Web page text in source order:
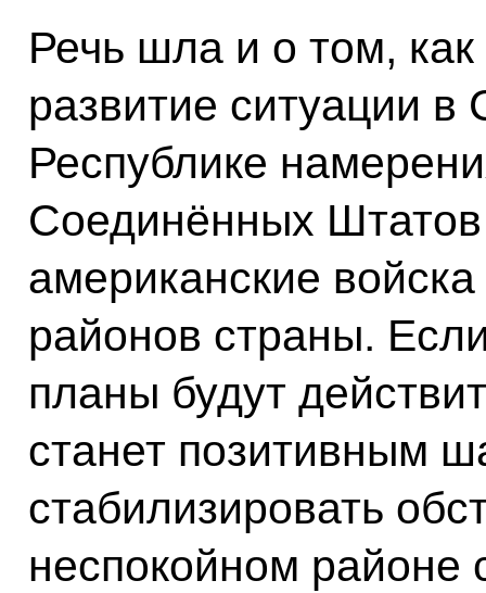
Речь шла и о том,
развитие ситуации в
Республике
Соединённых
американские
районов страны.
планы будут
станет позитивным
стабилизировать
неспокойном районе